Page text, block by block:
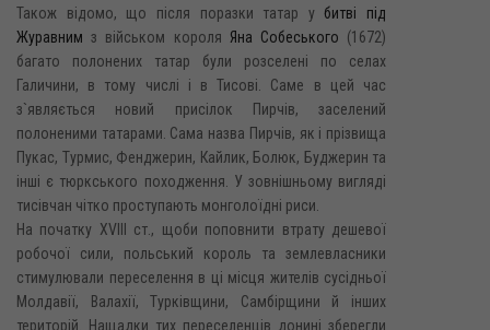
Також відомо, що після поразки татар убитві під
Журавним з військом короля Яна Собеського (1672)
багато полонених татар були розселені по селах
Галичини, в тому числі і в Тисові. Саме в цей час
з`являється новий присілок Пирчів, заселений
полоненими татарами. Сама назва Пирчів, як і прізвища
Пукас, Турмис, Фенджерин, Кайлик, Болюк, Буджерин та
інші є тюркського походження. У зовнішньому вигляді
тисівчан чітко проступають монголоїдні риси.
На початку XVIII ст., щоби поповнити втрату дешевої
робочої сили, польський король та землевласники
стимулювали переселення в ці місця жителів сусідньої
Молдавії, Валахії, Турківщини, Самбірщини й інших
територій. Нащадки тих переселенців донині зберегли